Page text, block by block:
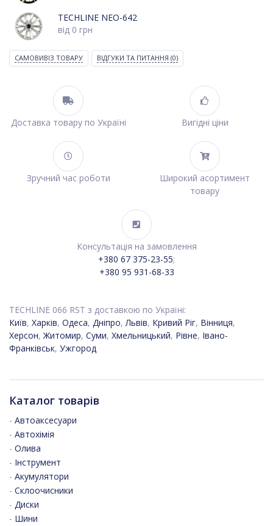
TECHLINE NEO-642
від 0 грн
САМОВИВІЗ ТОВАРУ ВІДГУКИ ТА ПИТАННЯ (0)
Доставка товару по Україні Вигідні ціни
Зручний час роботи
Широкий асортимент
товару
Консультація на замовлення
+380 67 375-23-55;
+380 95 931-68-33
TECHLINE 066 RST з доставкою по Україні:
Київ, Харків, Одеса, Дніпро,Львів, Кривий Ріг, Вінниця,
Херсон,Житомир, Суми, Хмельницький, Рівне, Івано-
Франківськ, Ужгород
Каталог товарів
- Автоаксесуари
- Автохімія
- Олива
- Інструмент
- Акумулятори
- Склоочисники
- Диски
- Шини